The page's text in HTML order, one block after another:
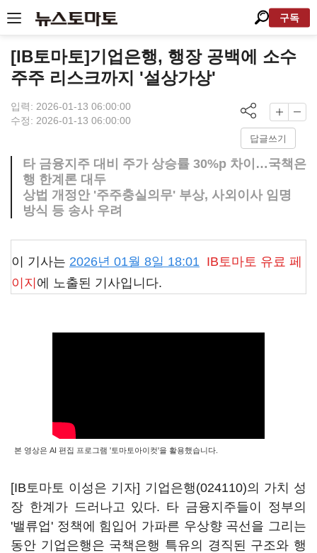
구독
[IB토마토]기업은행, 행장 공백에 소수
주주 리스크까지 '설상가상'
입력: 2026-01-13 06:00:00
수정: 2026-01-13 06:00:00
답글쓰기
타 금융지주 대비 주가 상승률 30%p 차이…국책은
행 한계론 대두
상법 개정안 '주주충실의무' 부상, 사외이사 임명
방식 등 송사 우려
이 기사는 2026년 01월 8일 18:01 IB토마토 유료 페
이지 에 노출된 기사입니다.
본 영상은 AI 편집 프로그램 '토마토아이컷'을 활용했습니다.
[IB토마토 이성은 기자] 기업은행(024110)의 가치 성
장 한계가 드러나고 있다. 타 금융지주들이 정부의
'밸류업' 정책에 힘입어 가파른 우상향 곡선을 그리는
동안 기업은행은 국책은행 특유의 경직된 구조와 행